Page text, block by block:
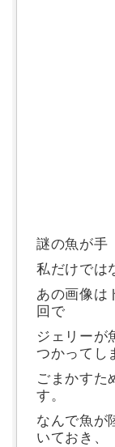
謎の魚が手
私だけでは
あの画像は
回で
ジェリーが
つかってし
ごまかすた
す。
なんで魚が
いておき、